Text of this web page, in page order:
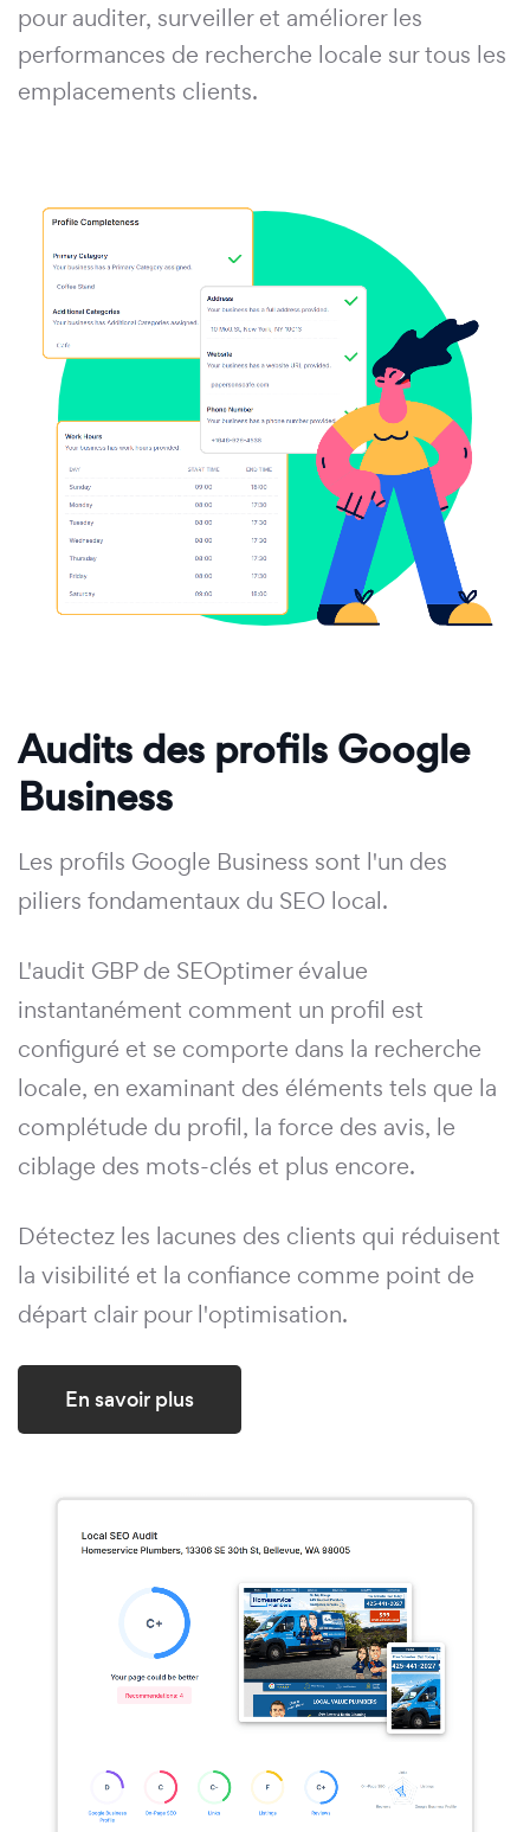
pour auditer, surveiller et améliorer les
performances de recherche locale sur tous les
emplacements clients.
Audits des profils Google
Business
Les profils Google Business sont l'un des
piliers fondamentaux du SEO local.
L'audit GBP de SEOptimer évalue
instantanément comment un profil est
configuré et se comporte dans la recherche
locale, en examinant des éléments tels que la
complétude du profil, la force des avis, le
ciblage des mots-clés et plus encore.
Détectez les lacunes des clients qui réduisent
la visibilité et la confiance comme point de
départ clair pour l'optimisation.
En savoir plus